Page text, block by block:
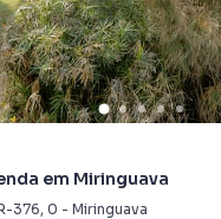
em Miringuava
376, 0 - Miringuava